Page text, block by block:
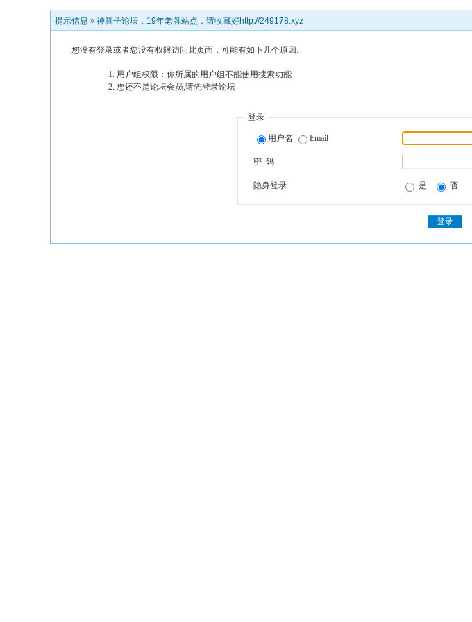
提示信息 » 神算子论坛，19年老牌站点，请收藏好http://249178.xyz
您没有登录或者您没有权限访问此页面，可能有如下几个原因:
用户组权限：你所属的用户组不能使用搜索功能
您还不是论坛会员,请先登录论坛
登录
用户名 Email
密 码
隐身登录 是 否